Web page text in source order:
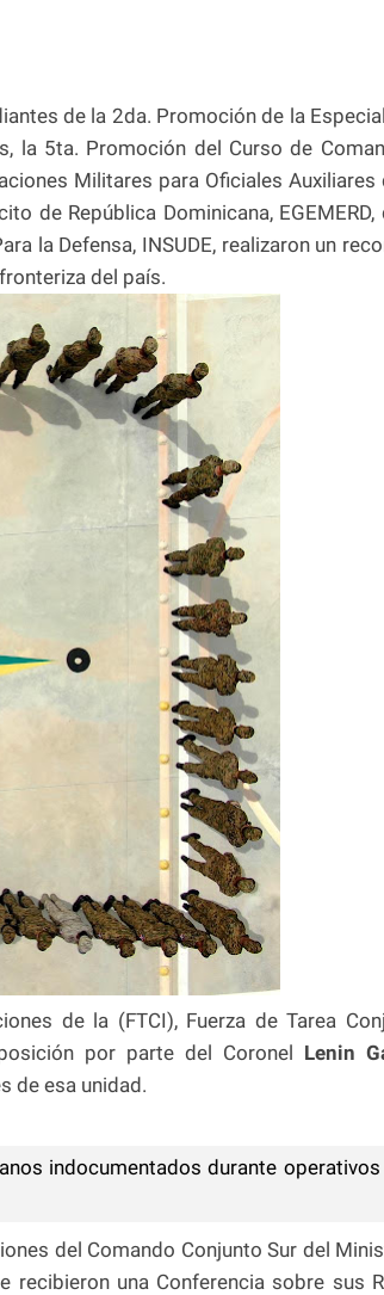
de la 2da. Promoción de la
la 5ta. Promoción del Curso de
Militares para Oficiales Auxiliares
de República Dominicana, EGEMERD,
la Defensa, INSUDE, realizaron un
del país.
de la (FTCI), Fuerza de Tarea
por parte del Coronel Lenin
de esa unidad.
indocumentados durante operativos
del Comando Conjunto Sur del
recibieron una Conferencia sobre sus